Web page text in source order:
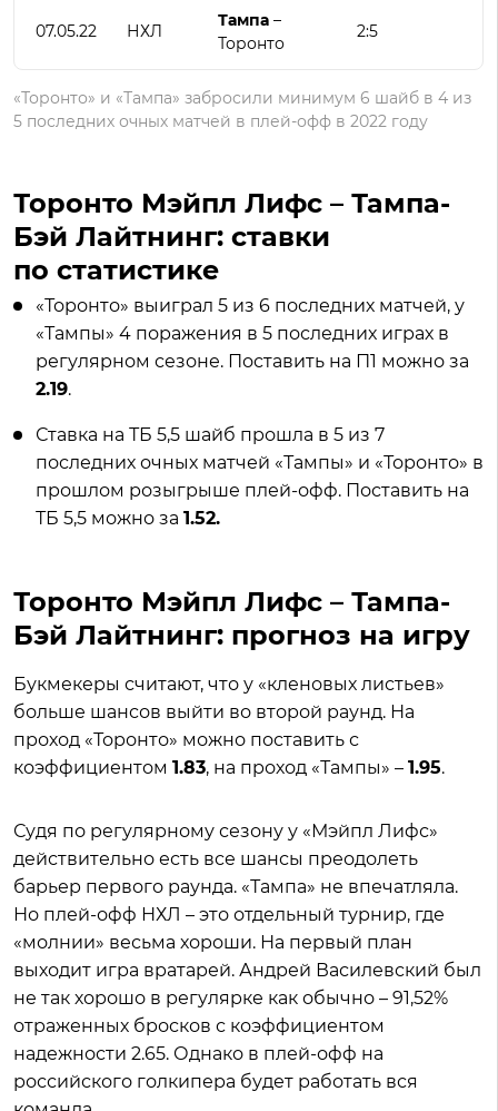
07.05.22 НХЛ
Тампа –
Торонто
2:5
«Торонто» и «Тампа» забросили минимум 6 шайб в 4 из
5 последних очных матчей в плей-офф в 2022 году
Торонто Мэйпл Лифс – Тампа-
Бэй Лайтнинг: ставки
по статистике
«Торонто» выиграл 5 из 6 последних матчей, у
«Тампы» 4 поражения в 5 последних играх в
регулярном сезоне. Поставить на П1 можно за
2.19.
Ставка на ТБ 5,5 шайб прошла в 5 из 7
последних очных матчей «Тампы» и «Торонто» в
прошлом розыгрыше плей-офф. Поставить на
ТБ 5,5 можно за 1.52.
Торонто Мэйпл Лифс – Тампа-
Бэй Лайтнинг: прогноз на игру
Букмекеры считают, что у «кленовых листьев»
больше шансов выйти во второй раунд. На
проход «Торонто» можно поставить с
коэффициентом 1.83, на проход «Тампы» – 1.95.
Судя по регулярному сезону у «Мэйпл Лифс»
действительно есть все шансы преодолеть
барьер первого раунда. «Тампа» не впечатляла.
Но плей-офф НХЛ – это отдельный турнир, где
«молнии» весьма хороши. На первый план
выходит игра вратарей. Андрей Василевский был
не так хорошо в регулярке как обычно – 91,52%
отраженных бросков с коэффициентом
надежности 2.65. Однако в плей-офф на
российского голкипера будет работать вся